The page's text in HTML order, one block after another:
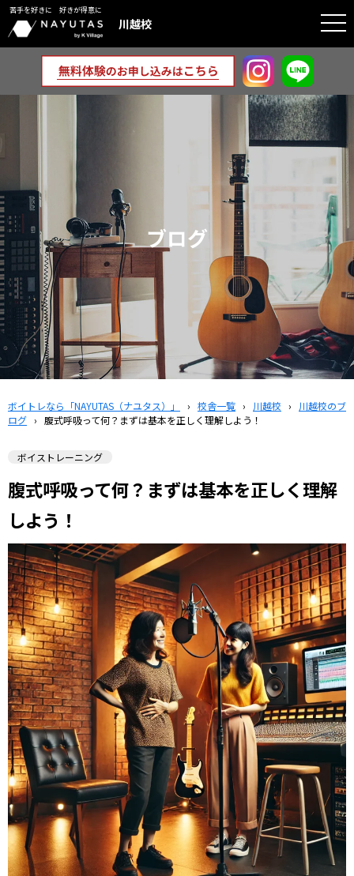
苦手を好きに 好きが得意に
川越校
ブログ
ボイトレなら「NAYUTAS（ナユタス）」 › 校舎一覧 › 川越校 ›
川越校のブ
ログ › 腹式呼吸って何？まずは基本を正しく理解しよう！
ボイストレーニング
腹式呼吸って何？まずは基本を正しく理解
しよう！